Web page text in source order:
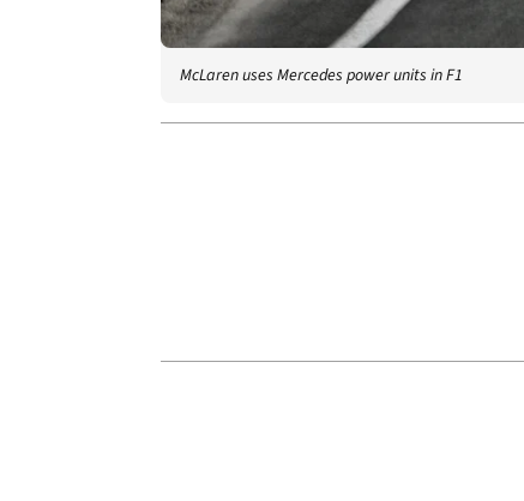
McLaren uses Mercedes power units in F1